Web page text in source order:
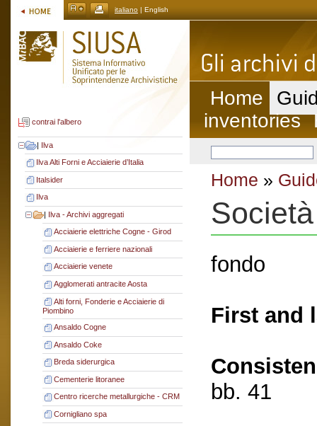
italiano | English
contrai l'albero
| Ilva
Ilva Alti Forni e Acciaierie d’Italia
Italsider
Ilva
| Ilva - Archivi aggregati
Acciaierie elettriche Cogne - Girod
Acciaierie e ferriere nazionali
Acciaierie venete
Agglomerati antracite Aosta
Alti forni, Fonderie e Acciaierie di
Piombino
Ansaldo Cogne
Ansaldo Coke
Breda siderurgica
Cementerie litoranee
Centro ricerche metallurgiche - CRM
Cornigliano spa
Home
inventories
Home »
fondo
First and
bb. 41